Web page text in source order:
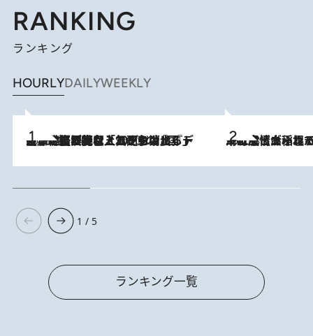
RANKING
ランキング
HOURLYDAILYWEEKLY
2026.8.5
【なぜ吉沢亮は「気配を消せる」のか？】興行収入208億の『国宝』を経て挑むミュージカル『ディア・エヴァン・ハンセン』。トップ俳優が舞台上でさらけ出した“孤独”とは 2026.8.5
下町風情あふれる台北屈指の人気エリア・大稲埕でセンスのいい台湾土産《ヴ
1 / 5
ランキング一覧